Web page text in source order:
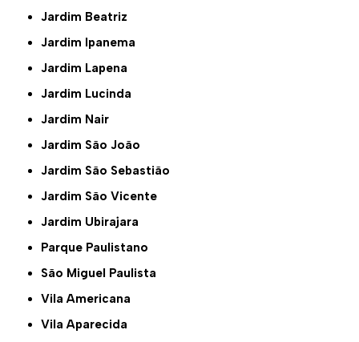
Jardim Beatriz
Jardim Ipanema
Jardim Lapena
Jardim Lucinda
Jardim Nair
Jardim São João
Jardim São Sebastião
Jardim São Vicente
Jardim Ubirajara
Parque Paulistano
São Miguel Paulista
Vila Americana
Vila Aparecida